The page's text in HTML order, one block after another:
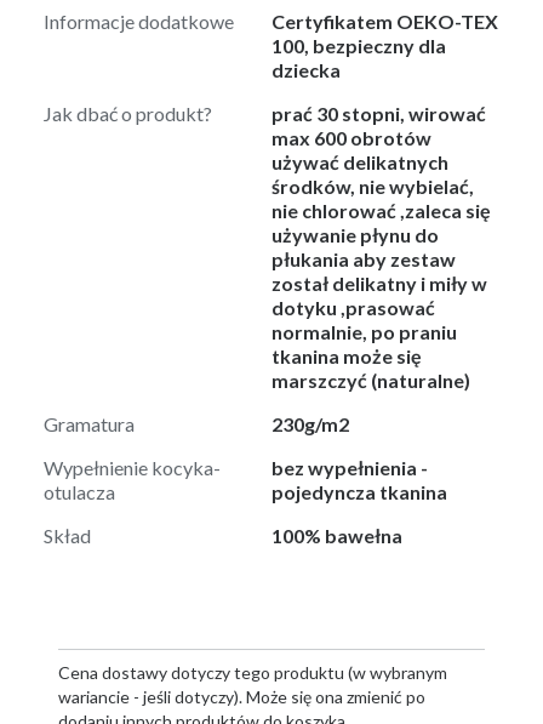
Informacje dodatkowe
Certyfikatem OEKO-TEX
100, bezpieczny dla
dziecka
Jak dbać o produkt?
prać 30 stopni, wirować
max 600 obrotów
używać delikatnych
środków, nie wybielać,
nie chlorować ,zaleca się
używanie płynu do
płukania aby zestaw
został delikatny i miły w
dotyku ,prasować
normalnie, po praniu
tkanina może się
marszczyć (naturalne)
Gramatura
230g/m2
Wypełnienie kocyka-
otulacza
bez wypełnienia -
pojedyncza tkanina
Skład
100% bawełna
Cena dostawy dotyczy tego produktu (w wybranym
wariancie - jeśli dotyczy). Może się ona zmienić po